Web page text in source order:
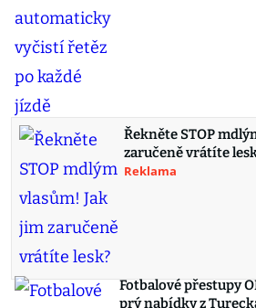
Řekněte STOP
zaručeně vrátíte
Reklama
Fotbalové přestupy
prý nabídky z